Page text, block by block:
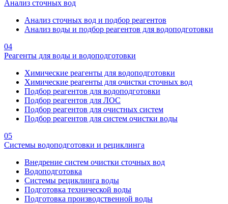
Анализ сточных вод
Анализ сточных вод и подбор реагентов
Анализ воды и подбор реагентов для водоподготовки
04
Реагенты для воды и водоподготовки
Химические реагенты для водоподготовки
Химические реагенты для очистки сточных вод
Подбор реагентов для водоподготовки
Подбор реагентов для ЛОС
Подбор реагентов для очистных систем
Подбор реагентов для систем очистки воды
05
Системы водоподготовки и рециклинга
Внедрение систем очистки сточных вод
Водоподготовка
Системы рециклинга воды
Подготовка технической воды
Подготовка производственной воды